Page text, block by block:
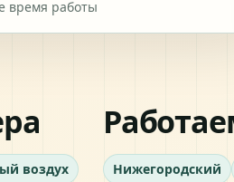
время работы
воздух
Нижегородский